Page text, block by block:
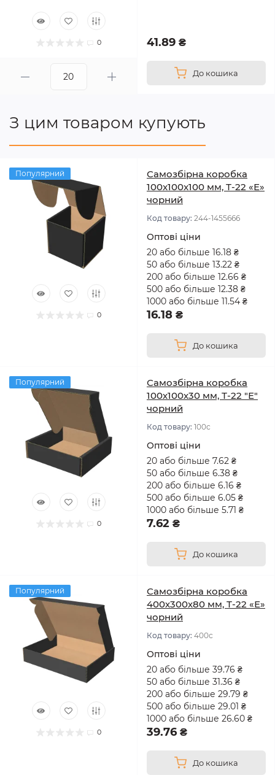
0 41.89 ₴
До кошика
З цим товаром купують
Популярний
0
Самозбірна коробка
100x100x100 мм, Т-22 «Е»
чорний
Код товару: 244-1455666
Оптові ціни
20 або більше 16.18 ₴
50 або більше 13.22 ₴
200 або більше 12.66 ₴
500 або більше 12.38 ₴
1000 або більше 11.54 ₴
16.18 ₴
До кошика
Популярний
0
Самозбірна коробка
100х100х30 мм, Т-22 "Е"
чорний
Код товару: 100с
Оптові ціни
20 або більше 7.62 ₴
50 або більше 6.38 ₴
200 або більше 6.16 ₴
500 або більше 6.05 ₴
1000 або більше 5.71 ₴
7.62 ₴
До кошика
Популярний
0
Самозбірна коробка
400х300х80 мм, Т-22 «Е»
чорний
Код товару: 400с
Оптові ціни
20 або більше 39.76 ₴
50 або більше 31.36 ₴
200 або більше 29.79 ₴
500 або більше 29.01 ₴
1000 або більше 26.60 ₴
39.76 ₴
До кошика